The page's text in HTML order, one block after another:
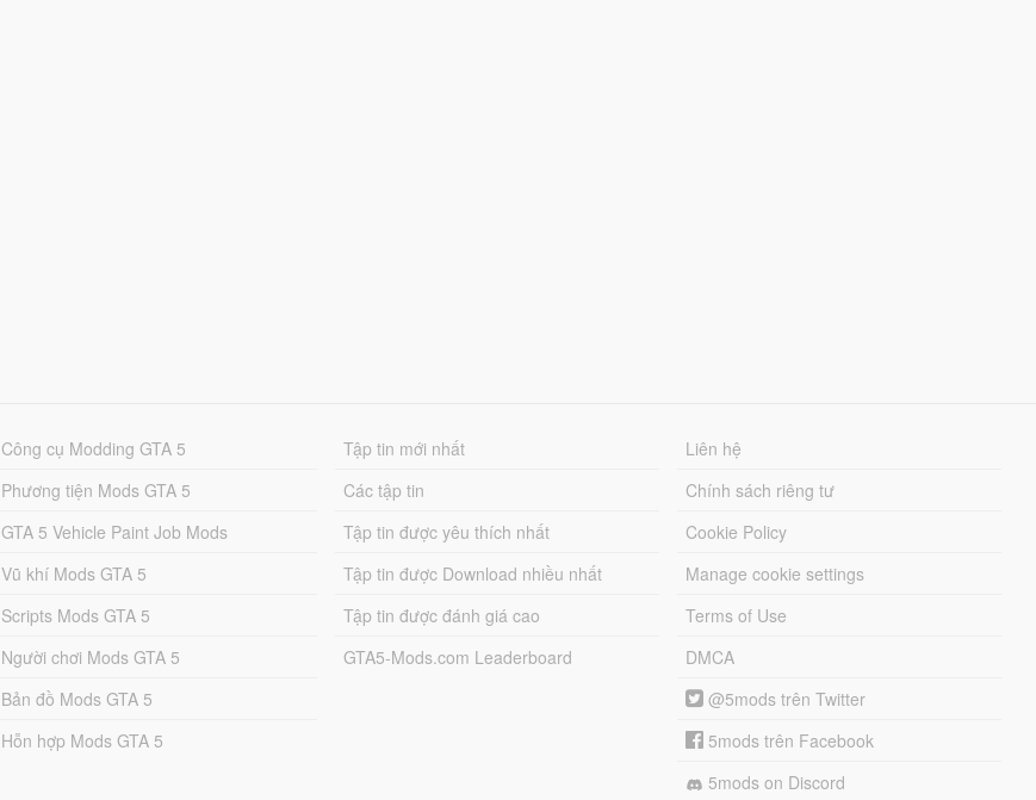
Công cụ Modding GTA 5
Phương tiện Mods GTA 5
GTA 5 Vehicle Paint Job Mods
Vũ khí Mods GTA 5
Scripts Mods GTA 5
Người chơi Mods GTA 5
Bản đồ Mods GTA 5
Hỗn hợp Mods GTA 5
Tập tin mới nhất
Các tập tin
Tập tin được yêu thích nhất
Tập tin được Download nhiều nhất
Tập tin được đánh giá cao
GTA5-Mods.com Leaderboard
Liên hệ
Chính sách riêng tư
Cookie Policy
Manage cookie settings
Terms of Use
DMCA
@5mods trên Twitter
5mods trên Facebook
5mods on Discord